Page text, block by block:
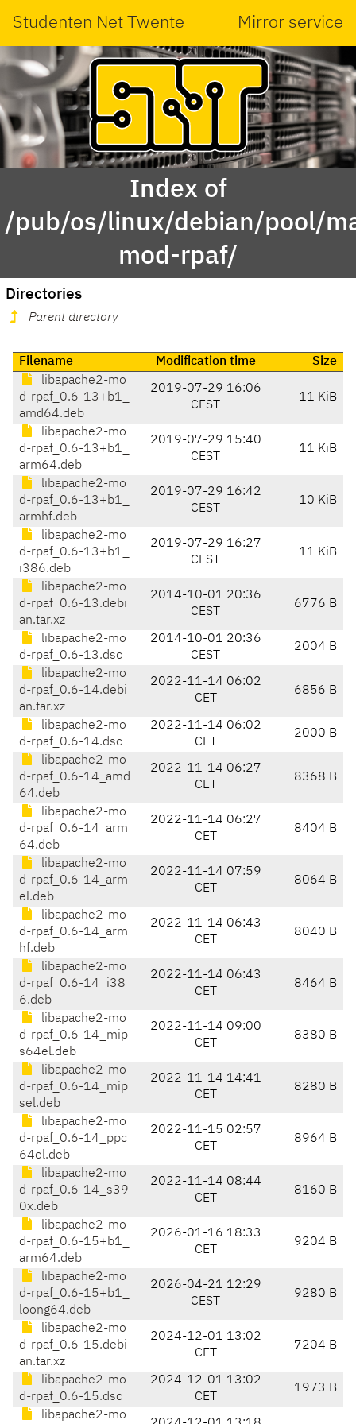
Studenten Net Twente Mirror service
Index of
/pub/os/linux/debian/pool/
mod-rpaf/
Directories
Parent directory
Filename Modification time
Size
libapache2-mo
d-rpaf_0.6-13+b1_
amd64.deb
2019-07-29 16:06
CEST
11 KiB
libapache2-mo
d-rpaf_0.6-13+b1_
arm64.deb
2019-07-29 15:40
CEST
11 KiB
libapache2-mo
d-rpaf_0.6-13+b1_
armhf.deb
2019-07-29 16:42
CEST
10 KiB
libapache2-mo
d-rpaf_0.6-13+b1_
i386.deb
2019-07-29 16:27
CEST
11 KiB
libapache2-mo
d-rpaf_0.6-13.debi
an.tar.xz
2014-10-01 20:36
CEST
6776 B
libapache2-mo
d-rpaf_0.6-13.dsc
2014-10-01 20:36
CEST
2004 B
libapache2-mo
d-rpaf_0.6-14.debi
an.tar.xz
2022-11-14 06:02
CET
6856 B
libapache2-mo
d-rpaf_0.6-14.dsc
2022-11-14 06:02
CET
2000 B
libapache2-mo
d-rpaf_0.6-14_amd
64.deb
2022-11-14 06:27
CET
8368 B
libapache2-mo
d-rpaf_0.6-14_arm
64.deb
2022-11-14 06:27
CET
8404 B
libapache2-mo
d-rpaf_0.6-14_arm
el.deb
2022-11-14 07:59
CET
8064 B
libapache2-mo
d-rpaf_0.6-14_arm
hf.deb
2022-11-14 06:43
CET
8040 B
libapache2-mo
d-rpaf_0.6-14_i38
6.deb
2022-11-14 06:43
CET
8464 B
libapache2-mo
d-rpaf_0.6-14_mip
s64el.deb
2022-11-14 09:00
CET
8380 B
libapache2-mo
d-rpaf_0.6-14_mip
sel.deb
2022-11-14 14:41
CET
8280 B
libapache2-mo
d-rpaf_0.6-14_ppc
64el.deb
2022-11-15 02:57
CET
8964 B
libapache2-mo
d-rpaf_0.6-14_s39
0x.deb
2022-11-14 08:44
CET
8160 B
libapache2-mo
d-rpaf_0.6-15+b1_
arm64.deb
2026-01-16 18:33
CET
9204 B
libapache2-mo
d-rpaf_0.6-15+b1_
loong64.deb
2026-04-21 12:29
CEST
9280 B
libapache2-mo
d-rpaf_0.6-15.debi
an.tar.xz
2024-12-01 13:02
CET
7204 B
libapache2-mo
d-rpaf_0.6-15.dsc
2024-12-01 13:02
CET
1973 B
libapache2-mo